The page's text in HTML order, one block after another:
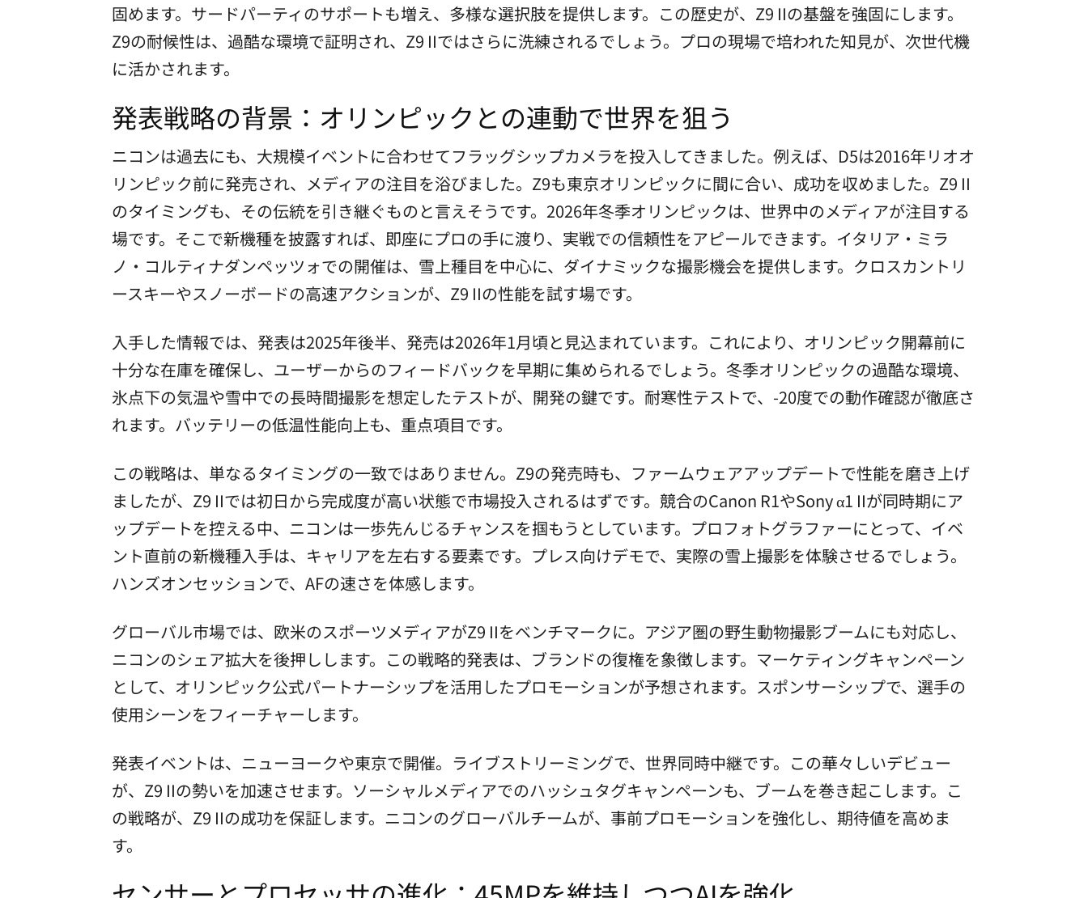
固めます。サードパーティのサポートも増え、多様な選択肢を提供します。この歴史が、Z9 IIの基盤を強固にします。
Z9の耐候性は、過酷な環境で証明され、Z9 IIではさらに洗練されるでしょう。プロの現場で培われた知見が、次世代機
に活かされます。
発表戦略の背景：オリンピックとの連動で世界を狙う
ニコンは過去にも、大規模イベントに合わせてフラッグシップカメラを投入してきました。例えば、D5は2016年リオオ
リンピック前に発売され、メディアの注目を浴びました。Z9も東京オリンピックに間に合い、成功を収めました。Z9 II
のタイミングも、その伝統を引き継ぐものと言えそうです。2026年冬季オリンピックは、世界中のメディアが注目する
場です。そこで新機種を披露すれば、即座にプロの手に渡り、実戦での信頼性をアピールできます。イタリア・ミラ
ノ・コルティナダンペッツォでの開催は、雪上種目を中心に、ダイナミックな撮影機会を提供します。クロスカントリ
ースキーやスノーボードの高速アクションが、Z9 IIの性能を試す場です。
入手した情報では、発表は2025年後半、発売は2026年1月頃と見込まれています。これにより、オリンピック開幕前に
十分な在庫を確保し、ユーザーからのフィードバックを早期に集められるでしょう。冬季オリンピックの過酷な環境、
氷点下の気温や雪中での長時間撮影を想定したテストが、開発の鍵です。耐寒性テストで、-20度での動作確認が徹底さ
れます。バッテリーの低温性能向上も、重点項目です。
この戦略は、単なるタイミングの一致ではありません。Z9の発売時も、ファームウェアアップデートで性能を磨き上げ
ましたが、Z9 IIでは初日から完成度が高い状態で市場投入されるはずです。競合のCanon R1やSony α1 IIが同時期にア
ップデートを控える中、ニコンは一歩先んじるチャンスを掴もうとしています。プロフォトグラファーにとって、イベ
ント直前の新機種入手は、キャリアを左右する要素です。プレス向けデモで、実際の雪上撮影を体験させるでしょう。
ハンズオンセッションで、AFの速さを体感します。
グローバル市場では、欧米のスポーツメディアがZ9 IIをベンチマークに。アジア圏の野生動物撮影ブームにも対応し、
ニコンのシェア拡大を後押しします。この戦略的発表は、ブランドの復権を象徴します。マーケティングキャンペーン
として、オリンピック公式パートナーシップを活用したプロモーションが予想されます。スポンサーシップで、選手の
使用シーンをフィーチャーします。
発表イベントは、ニューヨークや東京で開催。ライブストリーミングで、世界同時中継です。この華々しいデビュー
が、Z9 IIの勢いを加速させます。ソーシャルメディアでのハッシュタグキャンペーンも、ブームを巻き起こします。こ
の戦略が、Z9 IIの成功を保証します。ニコンのグローバルチームが、事前プロモーションを強化し、期待値を高めま
す。